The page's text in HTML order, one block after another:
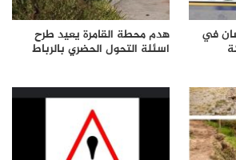
في هدم محطة القامرة يعيد طرح
اسئلة التحول الحضري بالرباط